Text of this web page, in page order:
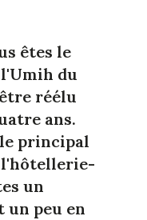
êtes le
du
réélu
ans.
principal
l'hôtellerie-
un
un peu en